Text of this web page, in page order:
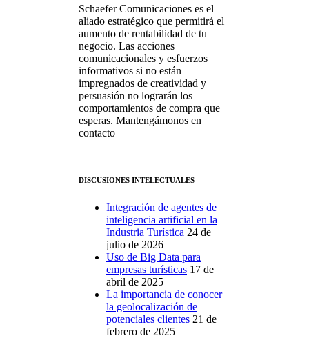
$57,550.$27,500.
Schaefer Comunicaciones es el
aliado estratégico que permitirá el
aumento de rentabilidad de tu
negocio. Las acciones
comunicacionales y esfuerzos
informativos si no están
impregnados de creatividad y
persuasión no lograrán los
comportamientos de compra que
esperas. Mantengámonos en
contacto
DISCUSIONES INTELECTUALES
Integración de agentes de
inteligencia artificial en la
Industria Turística 24 de
julio de 2026
Uso de Big Data para
empresas turísticas 17 de
abril de 2025
La importancia de conocer
la geolocalización de
potenciales clientes 21 de
febrero de 2025